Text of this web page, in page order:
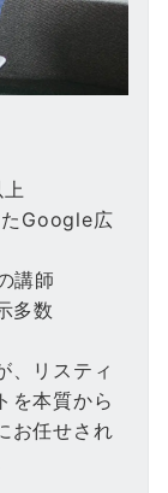
たGoogle広
講師
多数
、リスティ
を本質から
お任せされ